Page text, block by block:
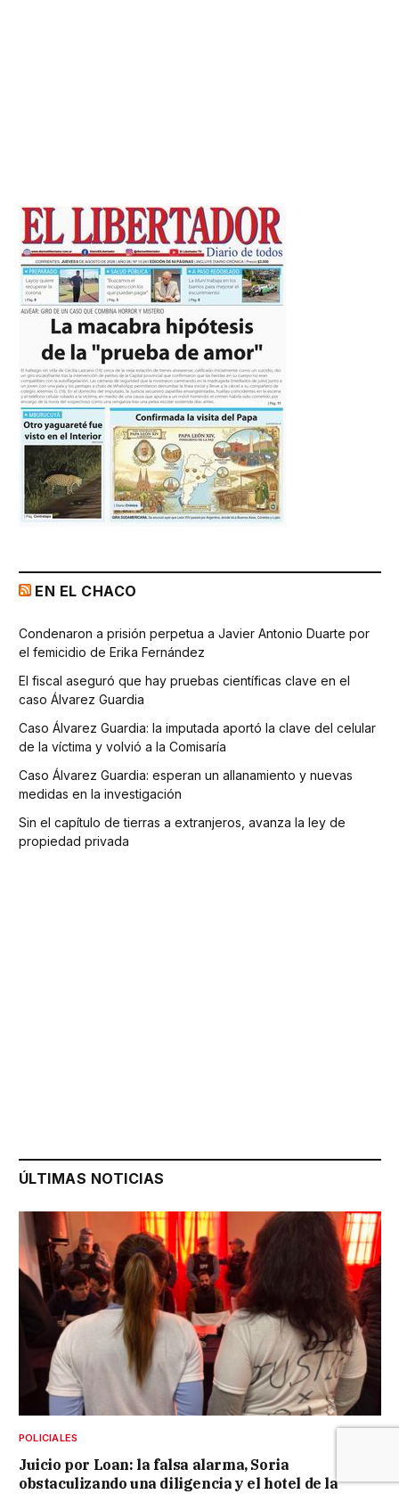
EN EL CHACO
Condenaron a prisión perpetua a Javier Antonio Duarte por
el femicidio de Erika Fernández
El fiscal aseguró que hay pruebas científicas clave en el
caso Álvarez Guardia
Caso Álvarez Guardia: la imputada aportó la clave del celular
de la víctima y volvió a la Comisaría
Caso Álvarez Guardia: esperan un allanamiento y nuevas
medidas en la investigación
Sin el capítulo de tierras a extranjeros, avanza la ley de
propiedad privada
ÚLTIMAS NOTICIAS
POLICIALES
Juicio por Loan: la falsa alarma, Soria
obstaculizando una diligencia y el hotel de la